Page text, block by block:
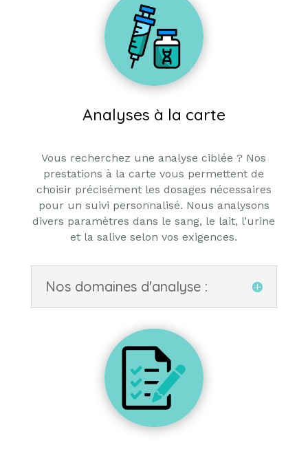
Analyses à la carte
Vous recherchez une analyse ciblée ? Nos
prestations à la carte vous permettent de
choisir précisément les dosages nécessaires
pour un suivi personnalisé. Nous analysons
divers paramètres dans le sang, le lait, l’urine
et la salive selon vos exigences.
Nos domaines d'analyse :